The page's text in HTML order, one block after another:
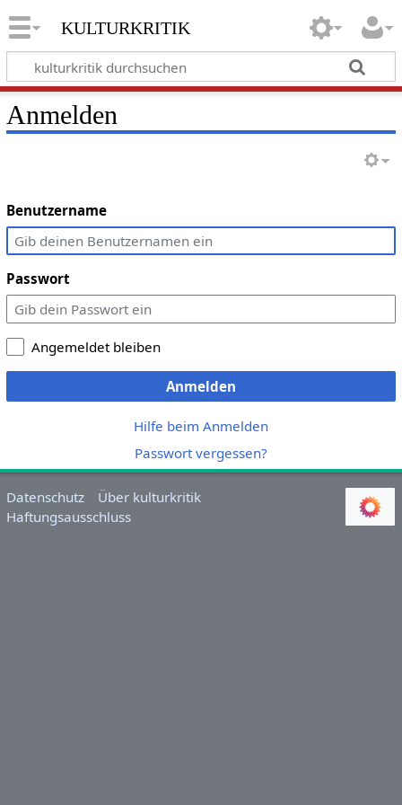
kulturkritik
Anmelden
Benutzername
Passwort
Angemeldet bleiben
Anmelden
Hilfe beim Anmelden
Passwort vergessen?
Datenschutz
Über kulturkritik
Haftungsausschluss